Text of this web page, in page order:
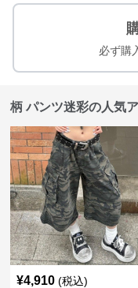
必ず購
柄 パンツ迷彩の人気
¥4,910 (税込)